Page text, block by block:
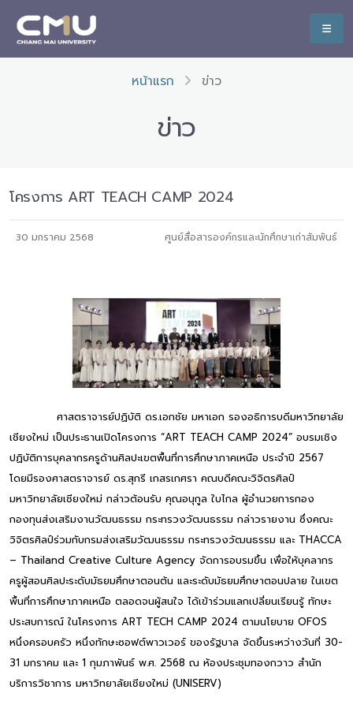
หน้าแรก ข่าว
ข่าว
โครงการ ART TEACH CAMP 2024
30 มกราคม 2568 ศูนย์สื่อสารองค์กรและนักศึกษาเก่าสัมพันธ์
ศาสตราจารย์ปฏิบัติ ดร.เอกชัย มหาเอก รองอธิการบดีมหาวิทยาลัย
เชียงใหม่ เป็นประธานเปิดโครงการ “ART TEACH CAMP 2024” อบรมเชิง
ปฏิบัติการบุคลากรครูด้านศิลปะเขตพื้นที่การศึกษาภาคเหนือ ประจำปี 2567
โดยมีรองศาสตราจารย์ ดร.สุกรี เกสรเกศรา คณบดีคณะวิจิตรศิลป์
มหาวิทยาลัยเชียงใหม่ กล่าวต้อนรับ คุณอนุกูล ใบไกล ผู้อำนวยการกอง
กองทุนส่งเสริมงานวัฒนธรรม กระทรวงวัฒนธรรม กล่าวรายงาน ซึ่งคณะ
วิจิตรศิลป์ร่วมกับกรมส่งเสริมวัฒนธรรม กระทรวงวัฒนธรรม และ THACCA
– Thailand Creative Culture Agency จัดการอบรมขึ้น เพื่อให้บุคลากร
ครูผู้สอนศิลปะระดับมัธยมศึกษาตอนต้น และระดับมัธยมศึกษาตอนปลาย ในเขต
พื้นที่การศึกษาภาคเหนือ ตลอดจนผู้สนใจ ได้เข้าร่วมแลกเปลี่ยนเรียนรู้ ทักษะ
ประสบการณ์ ในโครงการ ART TECH CAMP 2024 ตามนโยบาย OFOS
หนึ่งครอบครัว หนึ่งทักษะซอฟต์พาวเวอร์ ของรัฐบาล จัดขึ้นระหว่างวันที่ 30-
31 มกราคม และ 1 กุมภาพันธ์ พ.ศ. 2568 ณ ห้องประชุมทองกวาว สำนัก
บริการวิชาการ มหาวิทยาลัยเชียงใหม่ (UNISERV)